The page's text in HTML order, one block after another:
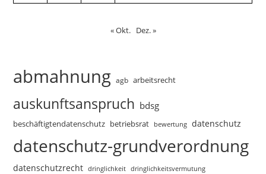
« Okt. Dez. »
abmahnung agb arbeitsrecht
auskunftsanspruch bdsg
beschäftigtendatenschutz betriebsrat bewertung datenschutz
datenschutz-grundverordnung
datenschutzrecht dringlichkeit dringlichkeitsvermutung